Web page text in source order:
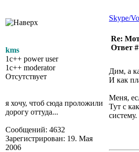
Skype/
kms
1c++ power user
1c++ moderator
Отсутствует
я хочу, чтоб сюда проложили
дорогу оттуда...
Сообщений: 4632
Зарегистрирован: 19. Мая
2006
Re:
Ответ
Дим, а
И как
Меня,
Тут с
систему.